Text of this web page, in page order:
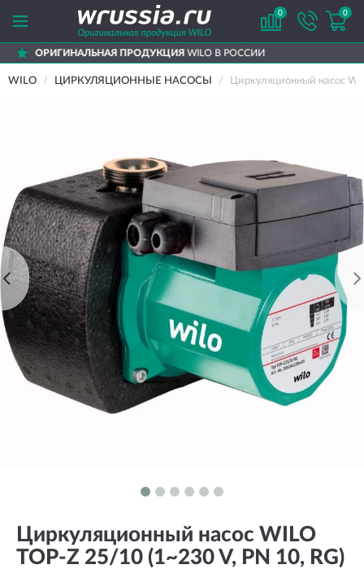
0 0
WILO В РОССИИ ДОСТАВИМ
WILO ЦИРКУЛЯЦИОННЫЕ НАСОСЫ Циркуляционный насос
Циркуляционный насос WILO
TOP-Z 25/10 (1~230 V, PN 10, RG)